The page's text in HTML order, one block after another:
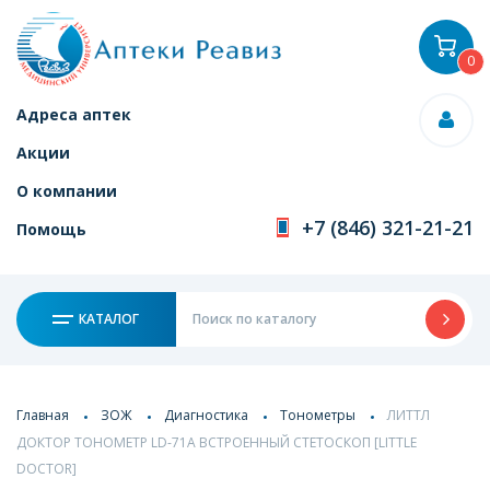
Адреса аптек
Акции
О компании
Помощь
+7 (846) 321-21-21
КАТАЛОГ
0
Главная ЗОЖ Диагностика Тонометры
ЛИТТЛ
ДОКТОР ТОНОМЕТР LD-71А ВСТРОЕННЫЙ СТЕТОСКОП [LITTLE
DOCTOR]